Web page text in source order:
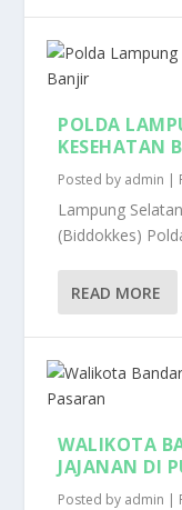
POLDA
KESEHATAN
Posted by admin |
Lampung
(Biddokkes)
READ MORE
WALIKOTA
JAJANAN DI
Posted by admin |